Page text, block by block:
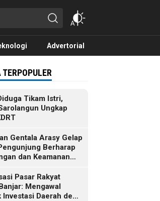
Advertorial
TERPOPULER
Tikam Istri,
Ungkap
Gentala Arasy Gelap
Berharap
dan Keamanan
Pasar Rakyat
Mengawal
Investasi Daerah demi